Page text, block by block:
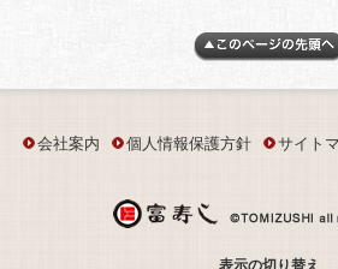
会社案内 個人情報保護方針 サイト
表示の切り替え